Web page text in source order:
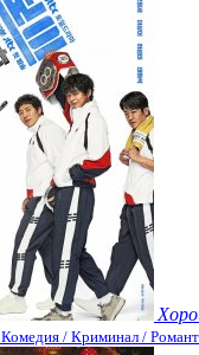
Комедия / Криминал /